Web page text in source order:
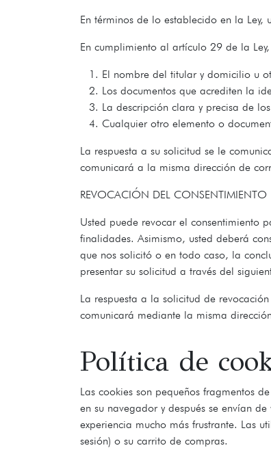
En términos de lo establecido en la
En cumplimiento al artículo 29 de la
El nombre del titular y domicilio u
Los documentos que acrediten la
La descripción clara y precisa de
Cualquier otro elemento o
La respuesta a su solicitud se le
comunicará a la misma dirección de
REVOCACIÓN DEL CONSENTIMIENTO
Usted puede revocar el consentimiento
finalidades. Asimismo, usted deberá
que nos solicitó o en todo caso, la
presentar su solicitud a través del
La respuesta a la solicitud de
comunicará mediante la misma
Política de
Las cookies son pequeños fragmentos
en su navegador y después se envían
experiencia mucho más frustrante. Las
sesión) o su carrito de compras.